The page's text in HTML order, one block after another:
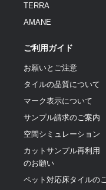
TERRA
AMANE
ご利用ガイド
お願いとご注意
タイルの品質について
マーク表示について
サンプル請求のご案内
空間シミュレーション
カットサンプル再利用
のお願い
ペット対応床タイルの